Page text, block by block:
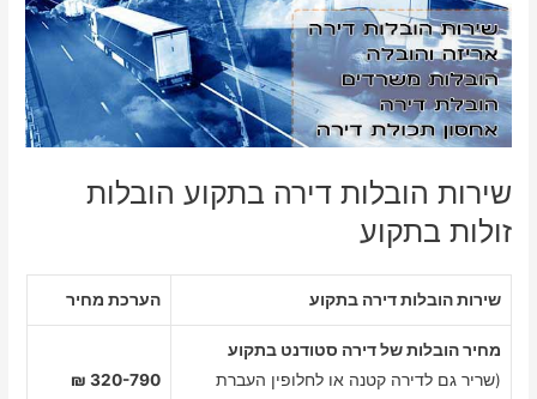
שירות הובלות דירה בתקוע הובלות
זולות בתקוע
שירות הובלות דירה בתקוע הערכת מחיר
מחיר הובלות של דירה סטודנט בתקוע
(שריר גם לדירה קטנה או לחלופין העברת
320-790 ₪